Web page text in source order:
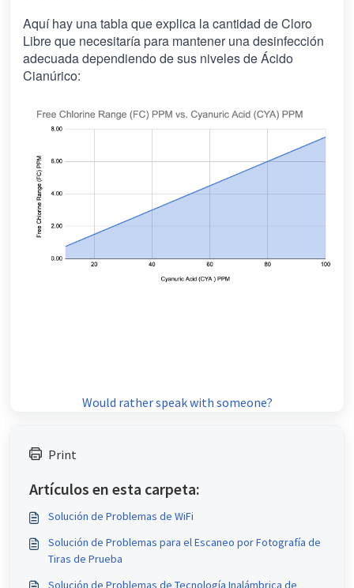
Aquí hay una tabla que explica la cantidad de Cloro
Libre que necesitaría para mantener una desinfección
adecuada dependiendo de sus niveles de Ácido
Cianúrico:
Would rather speak with someone?
Print
Artículos en esta carpeta:
Solución de Problemas de WiFi
Solución de Problemas para el Escaneo por Fotografía de
Tiras de Prueba
Solución de Problemas de Tecnología Inalámbrica de